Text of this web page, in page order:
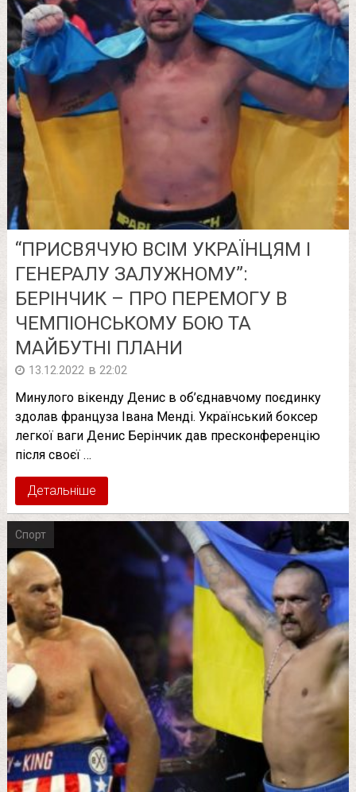
“ПРИСВЯЧУЮ ВСІМ УКРАЇНЦЯМ І
ГЕНЕРАЛУ ЗАЛУЖНОМУ”:
БЕРІНЧИК – ПРО ПЕРЕМОГУ В
ЧЕМПІОНСЬКОМУ БОЮ ТА
МАЙБУТНІ ПЛАНИ
13.12.2022 в 22:02
Минулого вікенду Денис в об’єднавчому поєдинку
здолав француза Івана Менді. Український боксер
легкої ваги Денис Берінчик дав пресконференцію
після своєї …
Детальніше
Спорт